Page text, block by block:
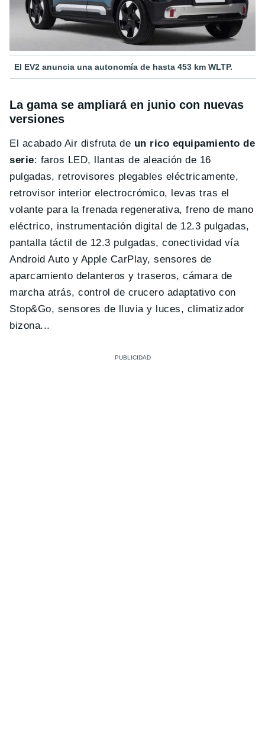
El EV2 anuncia una autonomía de hasta 453 km WLTP.
La gama se ampliará en junio con nuevas
versiones
El acabado Air disfruta de un rico equipamiento de
serie: faros LED, llantas de aleación de 16
pulgadas, retrovisores plegables eléctricamente,
retrovisor interior electrocrómico, levas tras el
volante para la frenada regenerativa, freno de mano
eléctrico, instrumentación digital de 12.3 pulgadas,
pantalla táctil de 12.3 pulgadas, conectividad vía
Android Auto y Apple CarPlay, sensores de
aparcamiento delanteros y traseros, cámara de
marcha atrás, control de crucero adaptativo con
Stop&Go, sensores de lluvia y luces, climatizador
bizona...